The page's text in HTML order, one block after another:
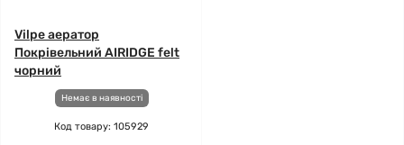
Vilpe аератор
Покрівельний AIRIDGE felt
чорний
Немає в наявності
Код товару: 105929